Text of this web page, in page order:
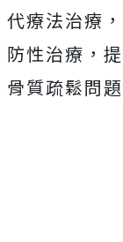
代療法治療
防性治療，
骨質疏鬆問題